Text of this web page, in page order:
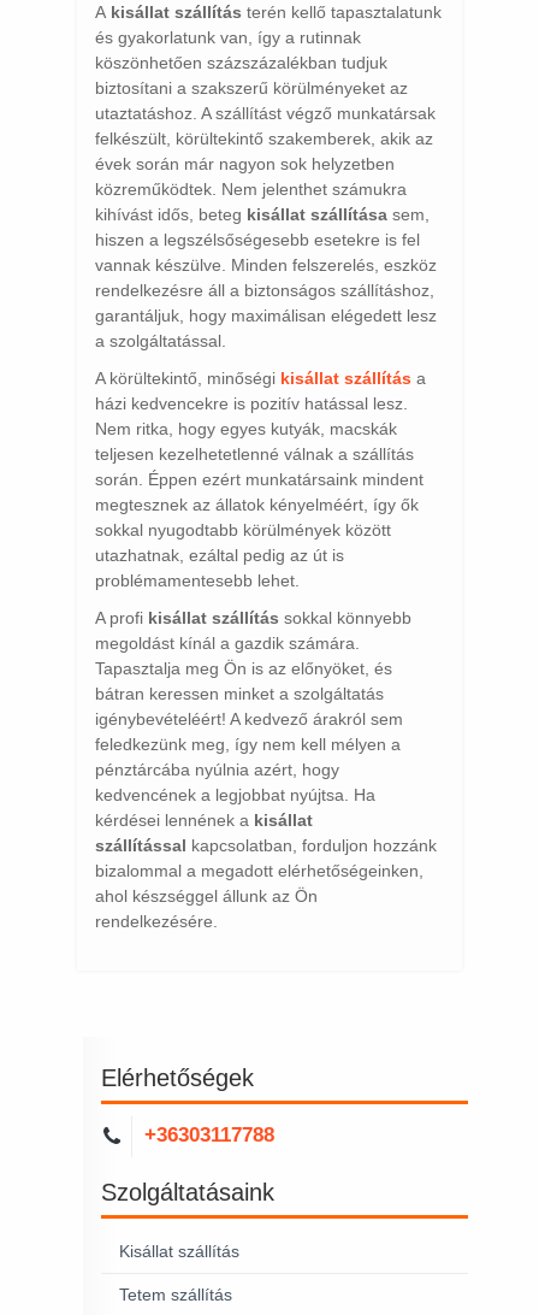
A kisállat szállítás terén kellő tapasztalatunk
és gyakorlatunk van, így a rutinnak
köszönhetően százszázalékban tudjuk
biztosítani a szakszerű körülményeket az
utaztatáshoz. A szállítást végző munkatársak
felkészült, körültekintő szakemberek, akik az
évek során már nagyon sok helyzetben
közreműködtek. Nem jelenthet számukra
kihívást idős, beteg kisállat szállítása sem,
hiszen a legszélsőségesebb esetekre is fel
vannak készülve. Minden felszerelés, eszköz
rendelkezésre áll a biztonságos szállításhoz,
garantáljuk, hogy maximálisan elégedett lesz
a szolgáltatással.
A körültekintő, minőségi kisállat szállítás a
házi kedvencekre is pozitív hatással lesz.
Nem ritka, hogy egyes kutyák, macskák
teljesen kezelhetetlenné válnak a szállítás
során. Éppen ezért munkatársaink mindent
megtesznek az állatok kényelméért, így ők
sokkal nyugodtabb körülmények között
utazhatnak, ezáltal pedig az út is
problémamentesebb lehet.
A profi kisállat szállítás sokkal könnyebb
megoldást kínál a gazdik számára.
Tapasztalja meg Ön is az előnyöket, és
bátran keressen minket a szolgáltatás
igénybevételéért! A kedvező árakról sem
feledkezünk meg, így nem kell mélyen a
pénztárcába nyúlnia azért, hogy
kedvencének a legjobbat nyújtsa. Ha
kérdései lennének a kisállat
szállítással kapcsolatban, forduljon hozzánk
bizalommal a megadott elérhetőségeinken,
ahol készséggel állunk az Ön
rendelkezésére.
Elérhetőségek
+36303117788
Szolgáltatásaink
Kisállat szállítás
Tetem szállítás